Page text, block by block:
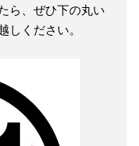
ら、ぜひ下の丸い
ください。